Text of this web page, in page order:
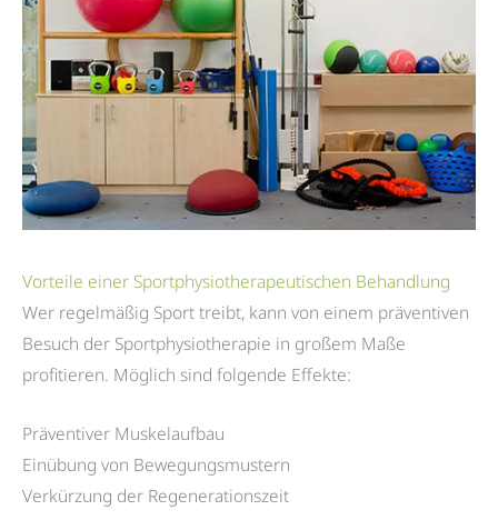
Vorteile einer Sportphysiotherapeutischen Behandlung
Wer regelmäßig Sport treibt, kann von einem präventiven
Besuch der Sportphysiotherapie in großem Maße
profitieren. Möglich sind folgende Effekte:
Präventiver Muskelaufbau
Einübung von Bewegungsmustern
Verkürzung der Regenerationszeit